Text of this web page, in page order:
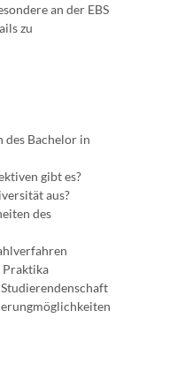
an der EBS
zu
des Bachelor in
gibt es?
aus?
des
Praktika